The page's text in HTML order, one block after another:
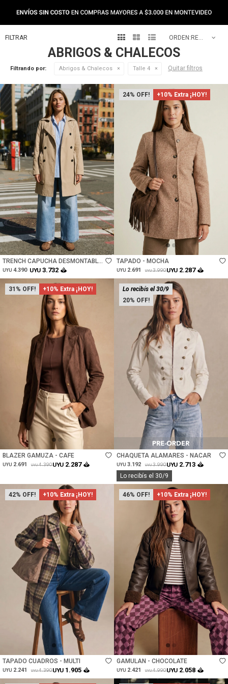
ABRIGOS & CHALECOS
   RECOMENDADOS
Filtrando por: Abrigos & Chalecos Talle 4 Quitar filtros
NEW IN
Talle
TRENCH CAPUCHA DESMONTABLE
- CAMEL
UYU 4.390 UYU 3.732
24 +10% Extra ¡HOY!
Talle
TAPADO - MOCHA
UYU 2.691 UYU 3.990UYU 2.287
31 +10% Extra ¡HOY!
Talle
BLAZER GAMUZA - CAFE
UYU 2.691 UYU 4.390UYU 2.287
20
Lo recibís el 30/9
Talle
CHAQUETA ALAMARES - NACAR
UYU 3.192 UYU 3.990UYU 2.713
Lo recibís el 30/9
42 +10% Extra ¡HOY!
TAPADO CUADROS - MULTI
UYU 2.241 UYU 4.390UYU 1.905
46 +10% Extra ¡HOY!
Talle
GAMULAN - CHOCOLATE
UYU 2.421 UYU 4.990UYU 2.058